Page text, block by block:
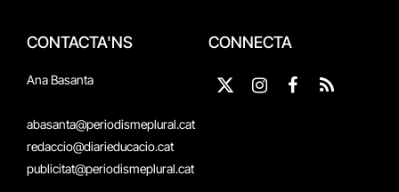
CONTACTA'NS
Ana Basanta
abasanta@periodismeplural.cat
redaccio@diarieducacio.cat
publicitat@periodismeplural.cat
CONNECTA
X
Instagram
Facebook
RSS